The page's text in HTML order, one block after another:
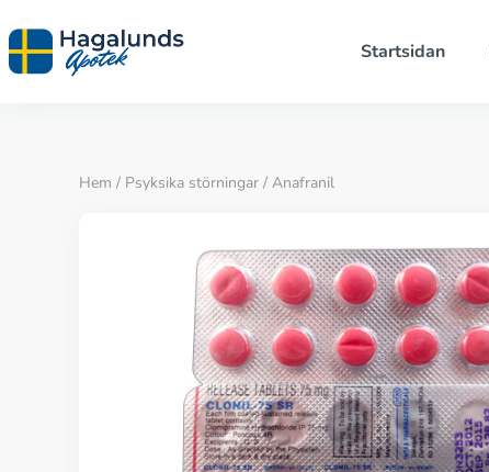
Startsidan
Hem / Psyksika störningar / Anafranil